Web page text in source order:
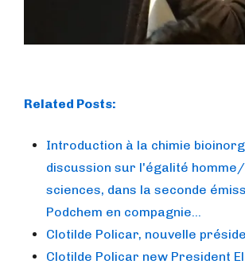
Related Posts:
Introduction à la chimie
discussion sur l'égalité
sciences, dans la seconde
Podchem en compagnie…
Clotilde Policar, nouvelle
Clotilde Policar new President